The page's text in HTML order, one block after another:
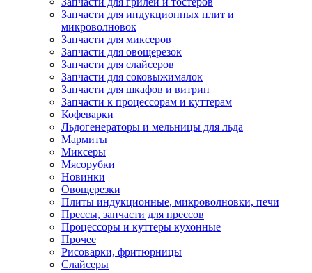
Запчасти для индукционных плит и
микроволновок
Запчасти для миксеров
Запчасти для овощерезок
Запчасти для слайсеров
Запчасти для соковыжималок
Запчасти для шкафов и витрин
Запчасти к процессорам и куттерам
Кофеварки
Льдогенераторы и мельницы для льда
Мармиты
Миксеры
Мясорубки
Новинки
Овощерезки
Плиты индукционные, микроволновки, печи
Прессы, запчасти для прессов
Процессоры и куттеры кухонные
Прочее
Рисоварки, фритюрницы
Слайсеры